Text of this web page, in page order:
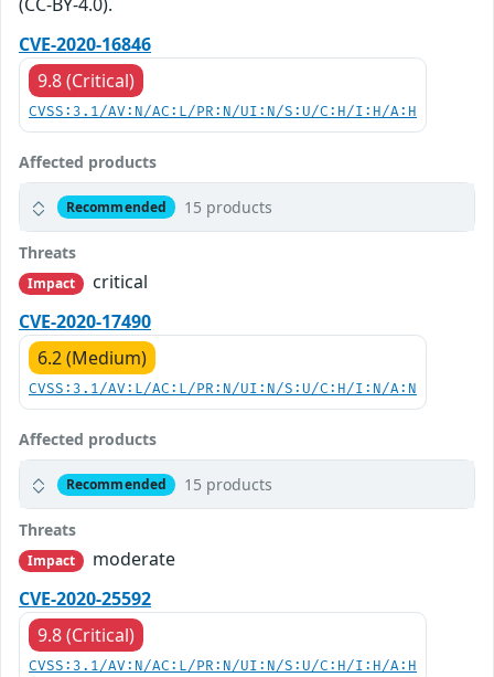
CVE-2020-16846
9.8 (Critical)
CVSS:3.1/AV:N/AC:L/PR:N/UI:N/S:U/C:H/I:H/A:H
Affected products
Recommended 15 products
Threats
Impact
critical
CVE-2020-17490
6.2 (Medium)
CVSS:3.1/AV:L/AC:L/PR:N/UI:N/S:U/C:H/I:N/A:N
Affected products
Recommended 15 products
Threats
Impact
moderate
CVE-2020-25592
9.8 (Critical)
CVSS:3.1/AV:N/AC:L/PR:N/UI:N/S:U/C:H/I:H/A:H